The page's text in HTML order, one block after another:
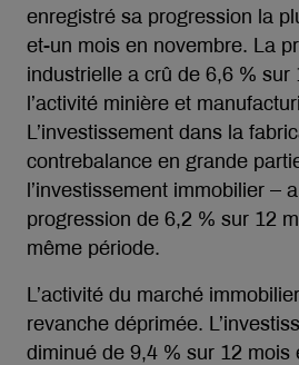
enregistré sa progression la
et-un mois en novembre. La
industrielle a crû de 6,6 % sur
l’activité minière et
L’investissement dans la
contrebalance en grande
l’investissement immobilier –
progression de 6,2 % sur 12
même période.
L’activité du marché
revanche déprimée.
diminué de 9,4 % sur 12 mois